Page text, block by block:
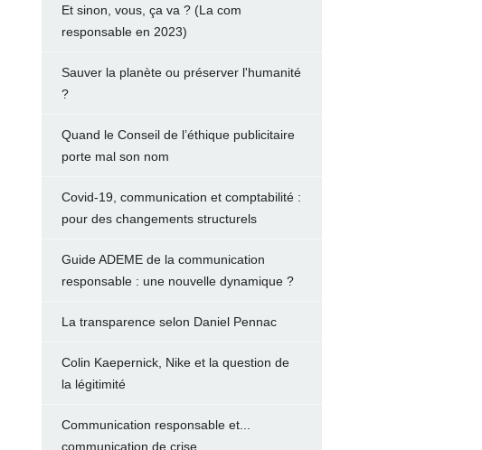
Et sinon, vous, ça va ? (La com
responsable en 2023)
Sauver la planète ou préserver l'humanité
?
Quand le Conseil de l’éthique publicitaire
porte mal son nom
Covid-19, communication et comptabilité :
pour des changements structurels
Guide ADEME de la communication
responsable : une nouvelle dynamique ?
La transparence selon Daniel Pennac
Colin Kaepernick, Nike et la question de
la légitimité
Communication responsable et...
communication de crise